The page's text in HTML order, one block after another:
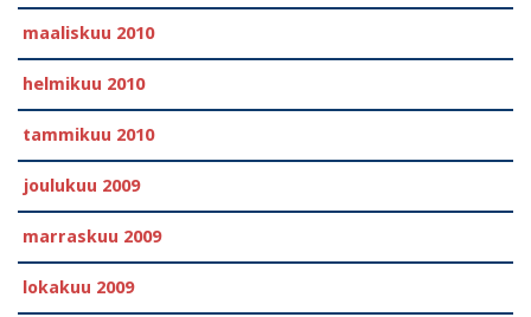
maaliskuu 2010
helmikuu 2010
tammikuu 2010
joulukuu 2009
marraskuu 2009
lokakuu 2009